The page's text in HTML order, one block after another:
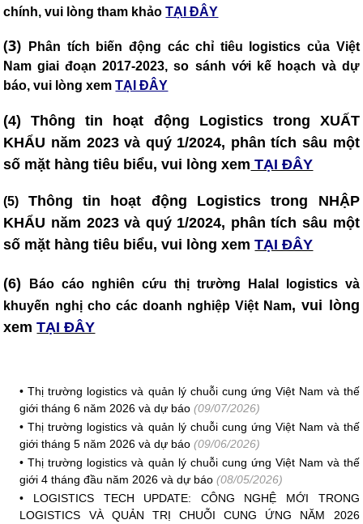
chính, vui lòng tham khảo TẠI ĐÂY
(3)
Phân tích biến động các chỉ tiêu logistics của Việt
Nam giai đoạn 2017-2023, so sánh với kế hoạch và dự
báo, vui lòng xem TẠI ĐÂY
(4) Thông tin hoạt động Logistics trong XUẤT
KHẨU năm 2023 và quý 1/2024, phân tích sâu một
số mặt hàng tiêu biểu, vui lòng xem TẠI ĐÂY
(5)
Thông tin hoạt động Logistics trong NHẬP
KHẨU năm 2023 và quý 1/2024, phân tích sâu một
số mặt hàng tiêu biểu, vui lòng xemTẠI ĐÂY
(6)
Báo cáo nghiên cứu thị trường Halal logistics và
khuyến nghị cho các doanh nghiệp Việt Nam, vui lòng
xemTẠI ĐÂY
•Thị trường logistics và quản lý chuỗi cung ứng Việt Nam và thế
giới tháng 6 năm 2026 và dự báo (09/07/2026)
•Thị trường logistics và quản lý chuỗi cung ứng Việt Nam và thế
giới tháng 5 năm 2026 và dự báo (09/06/2026)
•Thị trường logistics và quản lý chuỗi cung ứng Việt Nam và thế
giới 4 tháng đầu năm 2026 và dự báo (08/05/2026)
• LOGISTICS TECH UPDATE: CÔNG NGHỆ MỚI TRONG
LOGISTICS VÀ QUẢN TRỊ CHUỖI CUNG ỨNG NĂM 2026